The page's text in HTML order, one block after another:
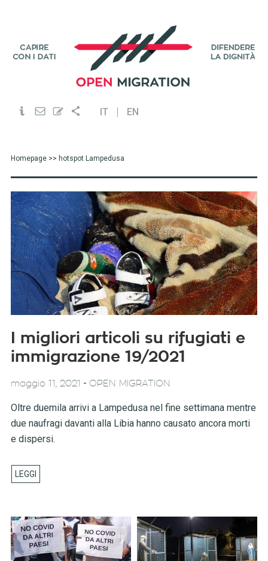
IT EN
Homepage>> hotspot Lampedusa
I migliori articoli su rifugiati e
immigrazione 19/2021
maggio 11, 2021 - OPEN MIGRATION
Oltre duemila arrivi a Lampedusa nel fine settimana mentre
due naufragi davanti alla Libia hanno causato ancora morti
e dispersi.